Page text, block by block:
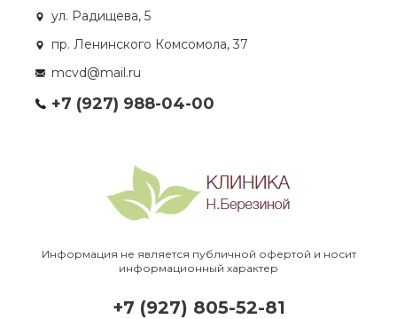
ул. Радищева, 5
пр. Ленинского Комсомола, 37
mcvd@mail.ru
+7 (927) 988-04-00
Информация не является публичной офертой и носит
информационный характер
+7 (927) 805-52-81